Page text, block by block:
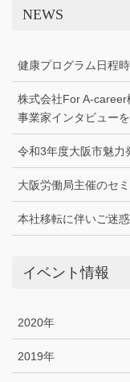
NEWS
健康プログラム日程
株式会社For A-
事業家インタビューを
令和3年度大阪市魅力
大阪労働局主催のセ
本社移転に伴いご迷
イベント情報
2020年
2019年